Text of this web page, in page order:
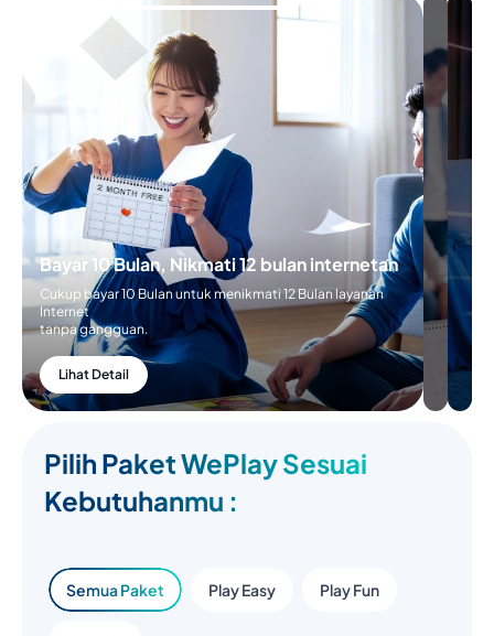
Bayar 10 Bulan, Nikmati 12 bulan internetan
Cukup bayar 10 Bulan untuk menikmati 12 Bulan layanan
Internet
tanpa gangguan.
Lihat Detail
Pilih Paket WePlay Sesuai
Kebutuhanmu :
Semua Paket Play Easy Play Fun